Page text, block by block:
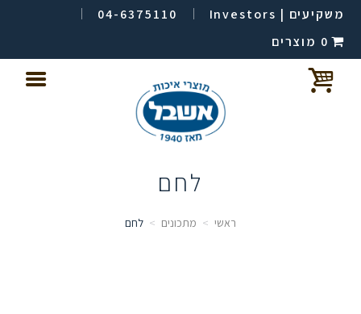
משקיעים | Investors
04-6375110
0 מוצרים
לחם
ראשי מתכונים לחם